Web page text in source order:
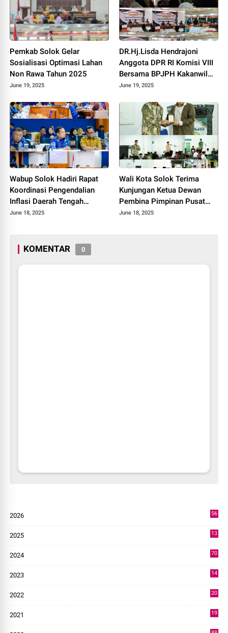
Pemkab Solok Gelar
Sosialisasi Optimasi Lahan
Non Rawa Tahun 2025
June 19, 2025
DR.Hj.Lisda Hendrajoni
Anggota DPR RI Komisi VIII
Bersama BPJPH Kakanwil
Sumbar Gelar Roadshow
Kota Solok 2025.
June 19, 2025
Wabup Solok Hadiri Rapat
Koordinasi Pengendalian
Inflasi Daerah Tengah
Provinsi Sumatera Barat
June 18, 2025
Wali Kota Solok Terima
Kunjungan Ketua Dewan
Pembina Pimpinan Pusat
Muhammadiyah Tahun 2025.
June 18, 2025
KOMENTAR 0
2026
56
2025
13
2024
70
2023
14
2022
20
2021
19